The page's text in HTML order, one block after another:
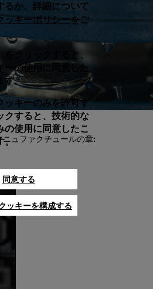
ュファクチュールの章:
るか、詳細について
ッキーポリシーをご
をクリックすると、
ーの使用に同意した
す。
ッキーのみを許可す
クすると、技術的な
の使用に同意したこ
。
同意する
ッキーを構成する